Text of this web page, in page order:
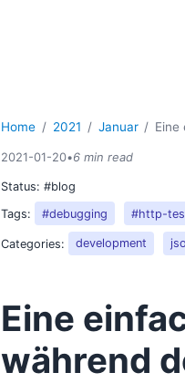
Home 2021 Januar Eine
2021-01-20•6 min read
Status:#blog
Tags:
#debugging #http-
Categories: development
Eine
während